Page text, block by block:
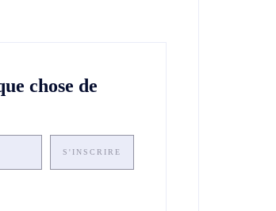
chose de
S'INSCRIRE